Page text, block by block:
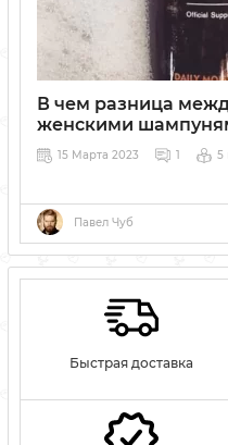
В чем разница
женскими
15 Марта 2023 1 5
Павел Чуб
Быстрая доставка